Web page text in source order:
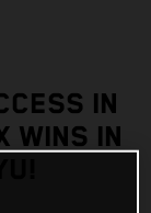
IN
WINS IN